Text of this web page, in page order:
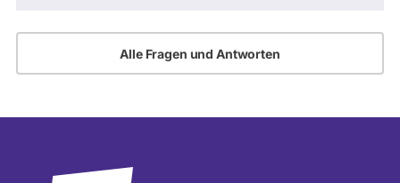
Alle Fragen und Antworten